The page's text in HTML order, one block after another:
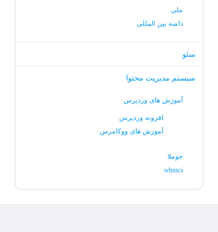
ملی
دامنه بین المللی
سئو
سیستم مدیریت محتوا
آموزش های وردپرس
افزونه وردپرس
آموزش های ووکامرس
جوملا
whmcs